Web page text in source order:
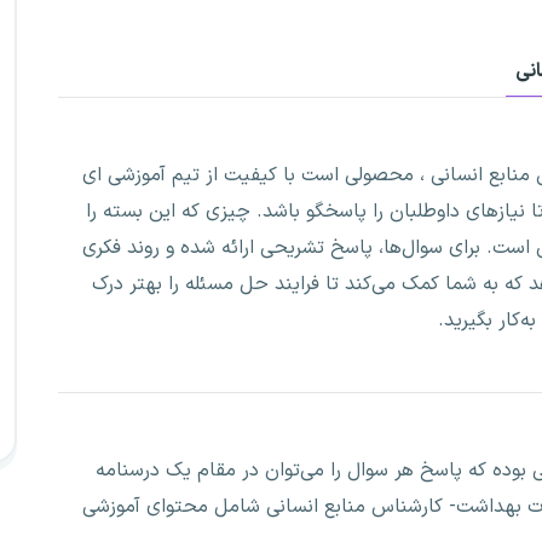
انسانی ، محصولی است با کیفیت از تیم آموزشی ای
داوطلبان را پاسخگو باشد. چیزی که این بسته را
برای سوال‌ها، پاسخ تشریحی ارائه شده و روند فکری
که به شما کمک می‌کند تا فرایند حل مسئله را بهتر درک
بگیرید.
بوده که پاسخ هر سوال را می‌توان در مقام یک درسنامه
بهداشت- کارشناس منابع انسانی شامل محتوای آموزشی